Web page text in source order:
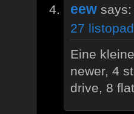
eew says:
27
Eine
newer, 4
drive, 8